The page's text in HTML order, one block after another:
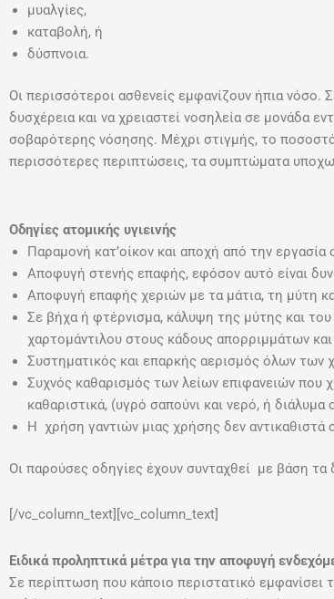
μυαλγίες,
καταβολή, ή
δύσπνοια.
Οι περισσότεροι ασθενείς εμφανίζουν ήπια
δυσχέρεια και να χρειαστεί νοσηλεία σε μονάδα
σοβαρότερης νόσησης. Μέχρι στιγμής, το ποσοστό
περισσότερες περιπτώσεις, τα συμπτώματα
Οδηγίες ατομικής υγιεινής
Παραμονή κατ’οίκον και αποχή από την
Αποφυγή στενής επαφής, εφόσον αυτό είναι
Αποφυγή επαφής χεριών με τα μάτια, τη μύτη
Σε βήχα ή φτέρνισμα, κάλυψη της μύτης και
χαρτομάντιλου στους κάδους απορριμμάτων
Συστηματικός και επαρκής αερισμός όλων των
Συχνός καθαρισμός των λείων επιφανειών που
καθαριστικά, (υγρό σαπούνι και νερό, ή διάλυμα
Η χρήση γαντιών μιας χρήσης δεν
Οι παρούσες οδηγίες έχουν συνταχθεί με βάση τα
[/vc_column_text][vc_column_text]
Ειδικά προληπτικά μέτρα για την αποφυγή
Σε περίπτωση που κάποιο περιστατικό